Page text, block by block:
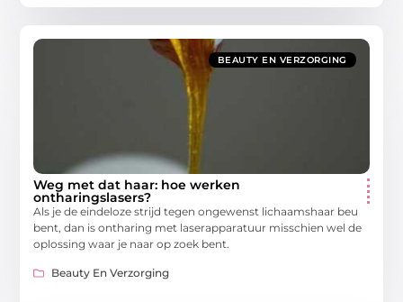
BEAUTY EN VERZORGING
Weg met dat haar: hoe werken
ontharingslasers?
Als je de eindeloze strijd tegen ongewenst lichaamshaar beu
bent, dan is ontharing met laserapparatuur misschien wel de
oplossing waar je naar op zoek bent.
Beauty En Verzorging